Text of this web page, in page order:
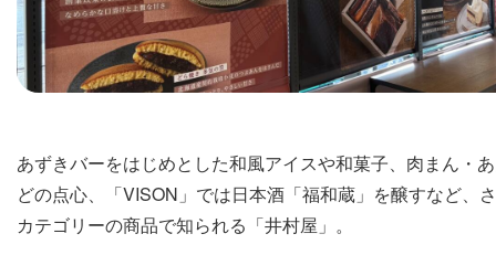
あずきバーをはじめとした和風アイスや和菓子、肉まん・
どの点心、「VISON」では日本酒「福和蔵」を醸すなど、
カテゴリーの商品で知られる「井村屋」。